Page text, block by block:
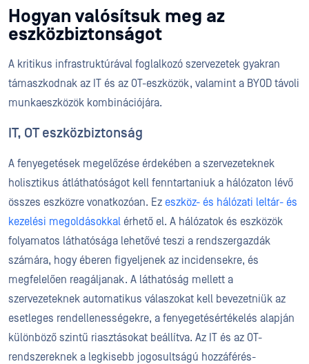
Hogyan valósítsuk meg az
eszközbiztonságot
A kritikus infrastruktúrával foglalkozó szervezetek gyakran
támaszkodnak az IT és az OT-eszközök, valamint a BYOD távoli
munkaeszközök kombinációjára.
IT, OT eszközbiztonság
A fenyegetések megelőzése érdekében a szervezeteknek
holisztikus átláthatóságot kell fenntartaniuk a hálózaton lévő
összes eszközre vonatkozóan. Ez eszköz- és hálózati leltár- és
kezelési megoldásokkal érhető el. A hálózatok és eszközök
folyamatos láthatósága lehetővé teszi a rendszergazdák
számára, hogy éberen figyeljenek az incidensekre, és
megfelelően reagáljanak. A láthatóság mellett a
szervezeteknek automatikus válaszokat kell bevezetniük az
esetleges rendellenességekre, a fenyegetésértékelés alapján
különböző szintű riasztásokat beállítva. Az IT és az OT-
rendszereknek a legkisebb jogosultságú hozzáférés-